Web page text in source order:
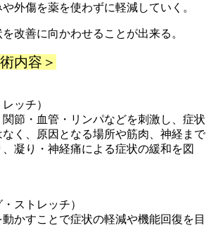
外傷を薬を使わずに軽減していく。
改善に向かわせることが出来る。
内容＞
ッチ）
節・血管・リンパなどを刺激し、症状
く、原因となる場所や筋肉、神経まで
凝り・神経痛による症状の緩和を図
ストレッチ）
かすことで症状の軽減や機能回復を目